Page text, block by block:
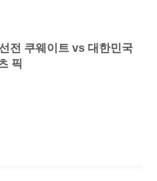
전 쿠웨이트 vs 대한민국
픽